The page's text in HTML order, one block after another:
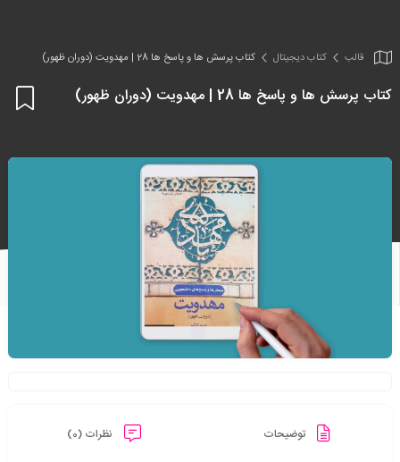
قالب کتاب دیجیتال کتاب پرسش ها و پاسخ ها 28 | مهدویت (دوران ظهور)
کتاب پرسش ها و پاسخ ها 28 | مهدویت (دوران ظهور)
توضیحات نظرات (0)